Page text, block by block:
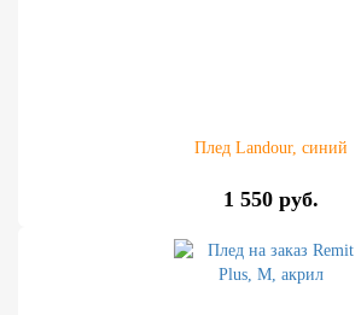
Плед Landour, синий
1 550 руб.